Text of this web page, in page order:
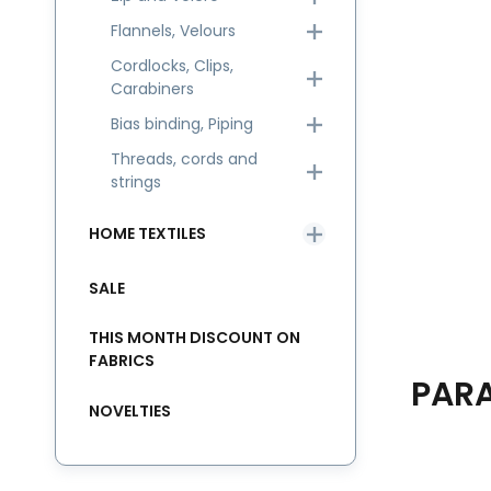
Flannels, Velours
Cordlocks, Clips,
Carabiners
Bias binding, Piping
Threads, cords and
strings
HOME TEXTILES
SALE
THIS MONTH DISCOUNT ON
FABRICS
NOVELTIES